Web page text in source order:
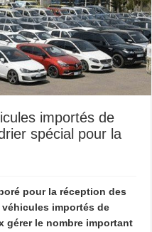
importés de
spécial pour la
pour la réception des
importés de
gérer le nombre important